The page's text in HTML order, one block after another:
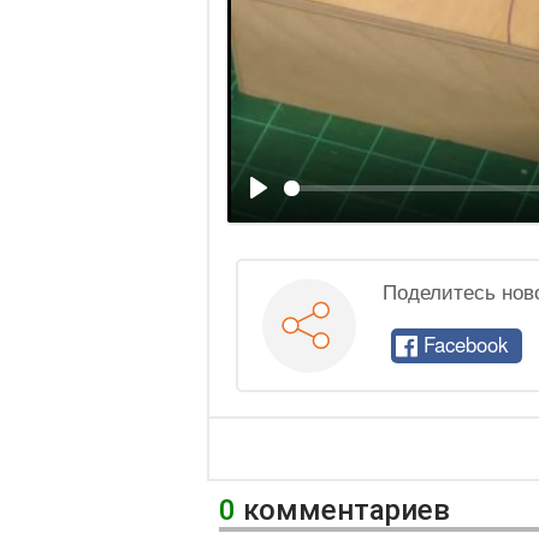
Поделитесь
Facebook
0 комментариев